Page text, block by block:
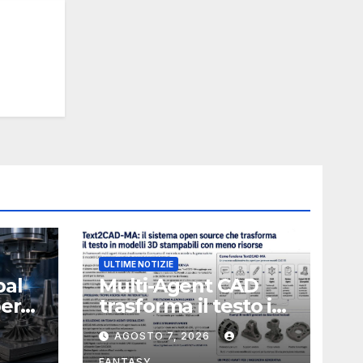
ULTIME NOTIZIE
Multi-Agent CAD
trasforma il testo in
CAD usando 116
volte meno token
AGOSTO 7, 2026